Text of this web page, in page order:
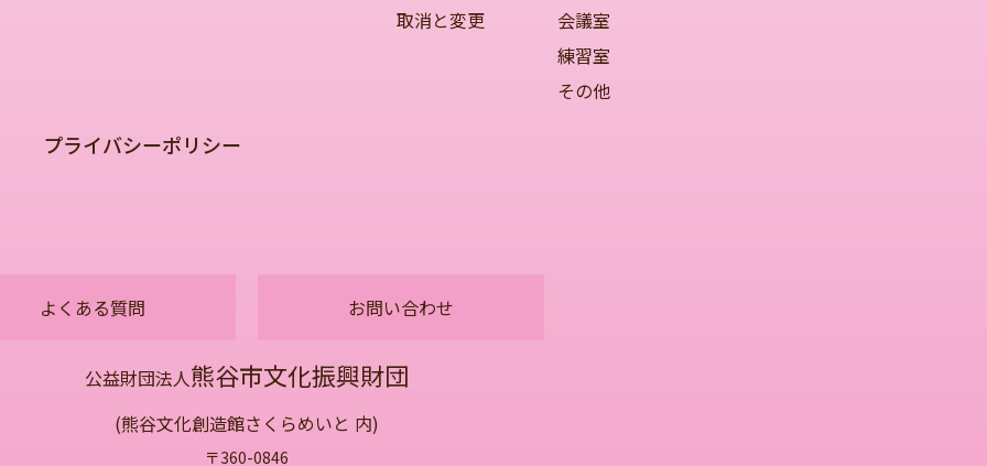
取消と変更
会議室
練習室
その他
プライバシーポリシー
よくある質問 お問い合わせ
公益財団法人熊谷市文化振興財団
(熊谷文化創造館さくらめいと 内)
〒360-0846